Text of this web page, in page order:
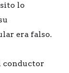
lo
era falso.
conductor